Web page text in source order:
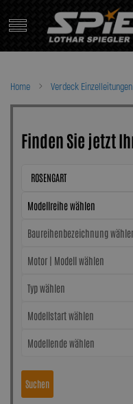
content
Home Verdeck Einzelleitungen
Finden Sie jetzt
ROSENGART
Modellreihe wählen
Baureihenbezeichnung
Motor | Modell wählen
Typ wählen
Modellstart wählen
Modellende wählen
Suchen